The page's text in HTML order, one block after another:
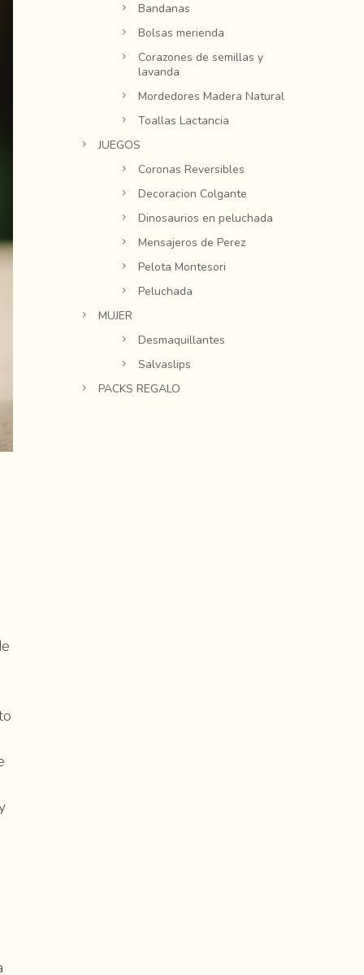
Bandanas
Bolsas merienda
Corazones de semillas y
lavanda
Mordedores Madera Natural
Toallas Lactancia
JUEGOS
Coronas Reversibles
Decoracion Colgante
Dinosaurios en peluchada
Mensajeros de Perez
Pelota Montesori
Peluchada
MUJER
Desmaquillantes
Salvaslips
PACKS REGALO